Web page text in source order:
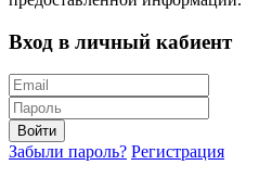
Вход в личный кабиент
Войти
Забыли пароль? Регистрация